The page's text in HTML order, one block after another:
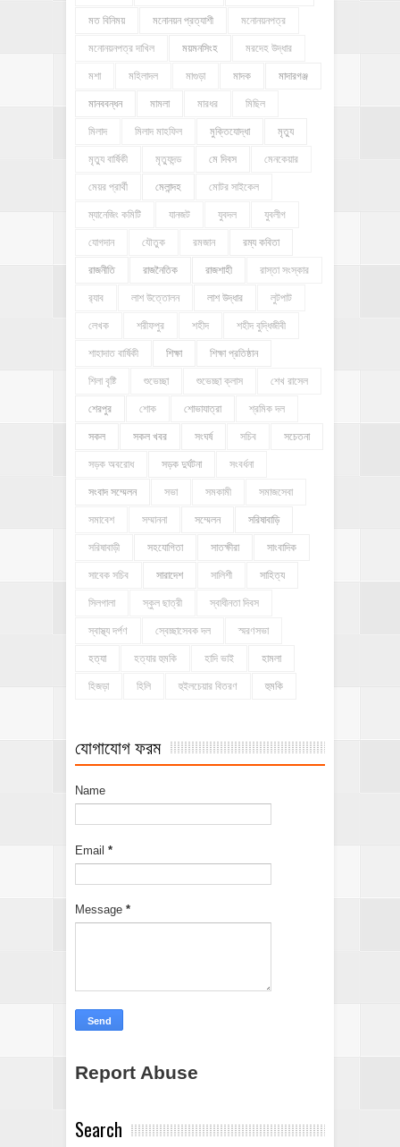
মত বিনিময় মনোনয়ন প্রত্যাশী মনোনয়নপত্র
মনোনয়নপত্র দাখিল ময়মনসিংহ মরদেহ উদ্ধার
মশা মহিলাদল মাগুড়া মাদক মাদারগঞ্জ
মানববন্ধন মামলা মারধর মিছিল
মিলাদ মিলাদ মাহফিল মুক্তিযোদ্ধা মৃত্যু
মৃত্যু বার্ষিকী মৃত্যুদন্ড মে দিবস মেনকেয়ার
মেয়র প্রার্থী মেলান্দহ মোটর সাইকেল
ম্যানেজিং কমিটি যানজট যুবদল যুবলীগ
যোগদান যৌতুক রমজান রম্য কবিতা
রাজনীতি রাজনৈতিক রাজশাহী রাস্তা সংস্কার
র‍্যাব লাশ উত্তোলন লাশ উদ্ধার লুটপাট
লেখক শরীফপুর শহীদ শহীদ বুদ্ধিজীবী
শাহাদাত বার্ষিকী শিক্ষা শিক্ষা প্রতিষ্ঠান
শিলা বৃষ্টি শুভেচ্ছা শুভেচ্ছা ক্লাস শেখ রাসেল
শেরপুর শোক শোভাযাত্রা শ্রমিক দল
সকল সকল খবর সংঘর্ষ সচিব সচেতনা
সড়ক অবরোধ সড়ক দুর্ঘটনা সংবর্ধনা
সংবাদ সম্মেলন সভা সমকামী সমাজসেবা
সমাবেশ সম্মাননা সম্মেলন সরিষাবাড়ি
সরিষাবাড়ী সহযোগিতা সাতক্ষীরা সাংবাদিক
সাবেক সচিব সারাদেশ সালিশী সাহিত্য
সিলগালা স্কুল ছাত্রী স্বাধীনতা দিবস
স্বাস্থ্য দর্পণ স্বেচ্ছাসেবক দল স্মরণসভা
হত্যা হত্যার হুমকি হাদি ভাই হামলা
হিজড়া হিলি হুইলচেয়ার বিতরণ হুমকি
যোগাযোগ ফরম
Name
Email *
Message *
Report Abuse
Search